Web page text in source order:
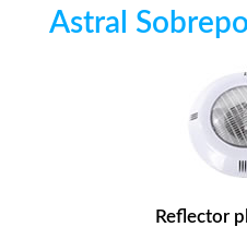
Astral
Reflector